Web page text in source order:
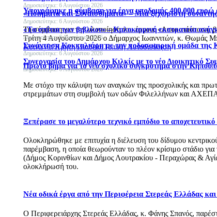
Υπογράφηκε η σύμβαση για έργα υποδομής 400.000
Τη σύμβαση για την υλοποίηση του έργου:
Τρίτη 4 Αυγούστου 2026 ο Δήμαρχος Ιωαννιτών, κ. Θωμάς
ΚοινωνίαΚρήτηΠαιδείαΤοπική Αυτοδιοίκηση
Πρώτο βήμα για το νέο σχολικό συγκρότημα στην
Με στόχο την κάλυψη των αναγκών της προσχολικής και
στρεμμάτων στη συμβολή των οδών Φιλελλήνων και
Ξεπέρασε το μεγαλύτερο τεχνικό εμπόδιο το
Ολοκληρώθηκε με επιτυχία η διέλευση του δίδυμου
παρέμβαση, η οποία θεωρούνταν το πλέον κρίσιμο στάδιο
(Δήμος Κορινθίων και Δήμος Λουτρακίου - Περαχώρας &
ολοκλήρωσή του.
Νέα οδικά έργα από την Περιφέρεια Στερεάς Ελλάδας
Ο Περιφερειάρχης Στερεάς Ελλάδας, κ. Φάνης Σπανός,
Δημοσιεύτηκε: 6 Αυγούστου 2026
«Ποιήματα και Συναισθήματα» – Μια ξεχωριστή
Δημοσιεύτηκε: 6 Αυγούστου 2026
«Τα σπίτια των βιβλίων» – Καλοκαιρινή εκστρατεία
Δημοσιεύτηκε: 6 Αυγούστου 2026
Συνάντηση Κοκκαλιάρη με την ποδοσφαιρική ομάδα της
Δημοσιεύτηκε: 6 Αυγούστου 2026
Συνεργασία του Δημάρχου Κιλκίς με το νέο Διοικητικό
Δημοσιεύτηκε: 6 Αυγούστου 2026